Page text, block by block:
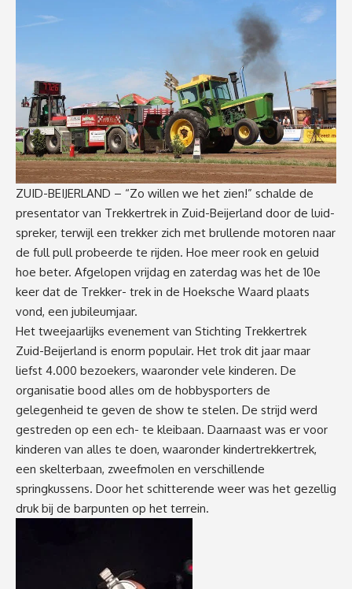
ZUID-BEIJERLAND – “Zo willen we het zien!” schalde de
presentator van Trekkertrek in Zuid-Beijerland door de luid-
spreker, terwijl een trekker zich met brullende motoren naar
de full pull probeerde te rijden. Hoe meer rook en geluid
hoe beter. Afgelopen vrijdag en zaterdag was het de 10e
keer dat de Trekker- trek in de Hoeksche Waard plaats
vond, een jubileumjaar.
Het tweejaarlijks evenement van Stichting Trekkertrek
Zuid-Beijerland is enorm populair. Het trok dit jaar maar
liefst 4.000 bezoekers, waaronder vele kinderen. De
organisatie bood alles om de hobbysporters de
gelegenheid te geven de show te stelen. De strijd werd
gestreden op een ech- te kleibaan. Daarnaast was er voor
kinderen van alles te doen, waaronder kindertrekkertrek,
een skelterbaan, zweefmolen en verschillende
springkussens. Door het schitterende weer was het gezellig
druk bij de barpunten op het terrein.